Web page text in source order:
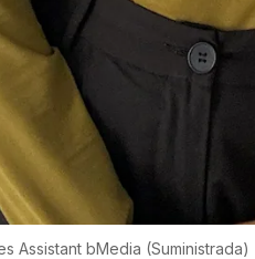
Assistant bMedia (Suministrada)